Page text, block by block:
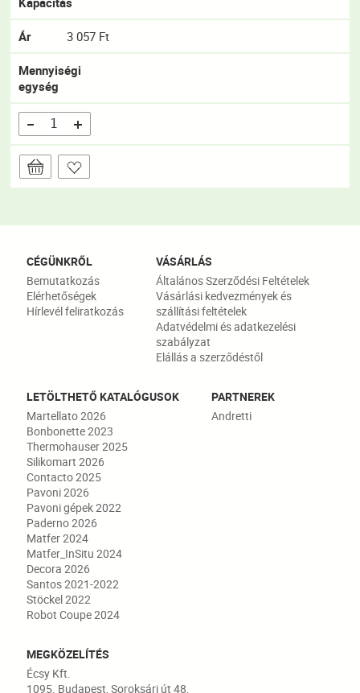
Ár 3 057 Ft
Mennyiségi
egység
CÉGÜNKRŐL
Bemutatkozás
Elérhetőségek
Hírlevél feliratkozás
VÁSÁRLÁS
Általános Szerződési Feltételek
Vásárlási kedvezmények és
szállítási feltételek
Adatvédelmi és adatkezelési
szabályzat
Elállás a szerződéstől
LETÖLTHETŐ KATALÓGUSOK
Martellato 2026
Bonbonette 2023
Thermohauser 2025
Silikomart 2026
Contacto 2025
Pavoni 2026
Pavoni gépek 2022
Paderno 2026
Matfer 2024
Matfer_InSitu 2024
Decora 2026
Santos 2021-2022
Stöckel 2022
Robot Coupe 2024
PARTNEREK
Andretti
MEGKÖZELÍTÉS
Écsy Kft.
1095. Budapest, Soroksári út 48,